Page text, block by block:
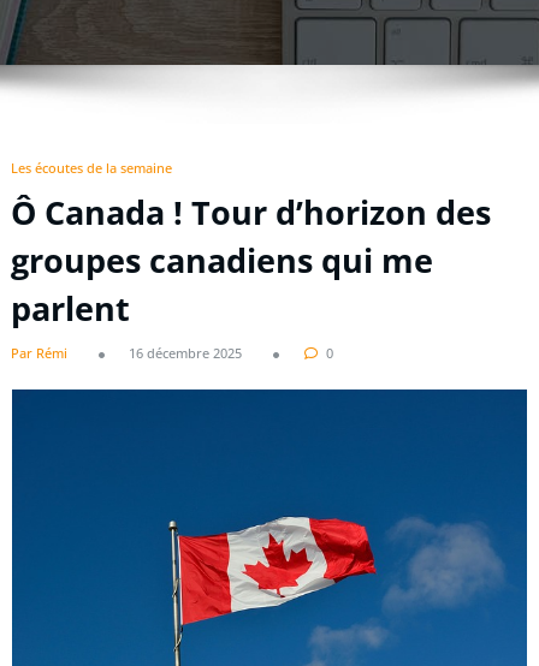
Les écoutes de la semaine
Ô Canada ! Tour d’horizon des
groupes canadiens qui me
parlent
Par Rémi 16 décembre 2025 0